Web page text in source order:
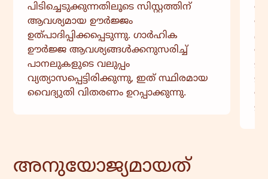
പിടിച്ചെടുക്കുന്നതിലൂടെ സിസ്റ്റത്തിന്
ആവശ്യമായ ഊർജ്ജം
ഉത്പാദിപ്പിക്കപ്പെടുന്നു. ഗാർഹിക
ഊർജ്ജ ആവശ്യങ്ങൾക്കനുസരിച്ച്
പാനലുകളുടെ വലുപ്പം
വ്യത്യാസപ്പെട്ടിരിക്കുന്നു, ഇത് സ്ഥിരമായ
വൈദ്യുതി വിതരണം ഉറപ്പാക്കുന്നു.
അനുയോജ്യമായത്